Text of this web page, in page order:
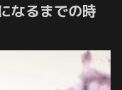
なるまでの時